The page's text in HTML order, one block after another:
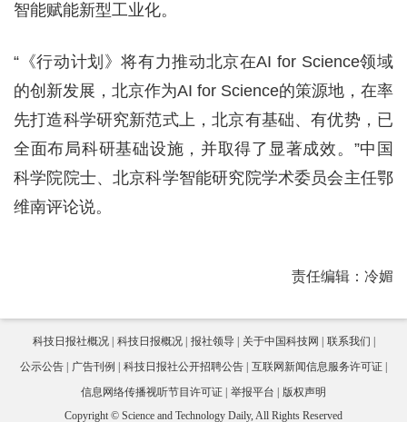
智能赋能新型工业化。
“《行动计划》将有力推动北京在AI for Science领域
的创新发展，北京作为AI for Science的策源地，在率
先打造科学研究新范式上，北京有基础、有优势，已
全面布局科研基础设施，并取得了显著成效。”中国
科学院院士、北京科学智能研究院学术委员会主任鄂
维南评论说。
责任编辑：冷媚
科技日报社概况 科技日报概况 报社领导 关于中国科技网
联系我们
公示公告
广告刊例 科技日报社公开招聘公告
互联网新闻信息服务许可证
信息网络传播视听节目许可证
举报平台
版权声明
Copyright © Science and Technology Daily, All Rights Reserved